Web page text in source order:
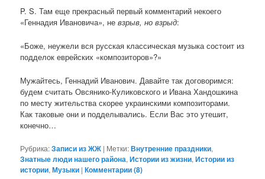
P. S. Там еще прекрасный первый комментарий некоего
«Геннадия Ивановича», невзрыв, но взрыд:
«Боже, неужели вся русская классическая музыка состоит из
подделок еврейских «композиторов»?»
Мужайтесь, Геннадий Иванович. Давайте так договоримся:
будем считать Овсянико-Куликовского и Ивана Хандошкина
по месту жительства скорее украинскими композиторами.
Как таковые они и подделывались. Если Вас это утешит,
конечно…
Рубрика:Записи из ЖЖ | Метки:Внутренние праздники,
Знатные люди нашего района,Истории из жизни,Истории из
истории,Музыки |Комментарии (8)